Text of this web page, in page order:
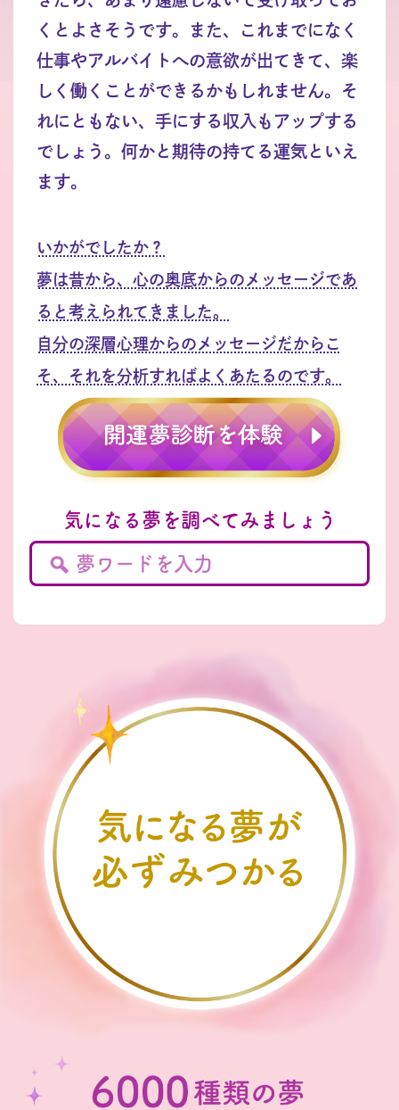
くとよさそうです。また、これまでになく
仕事やアルバイトへの意欲が出てきて、楽
しく働くことができるかもしれません。そ
れにともない、手にする収入もアップする
でしょう。何かと期待の持てる運気といえ
ます。
いかがでしたか？
夢は昔から、心の奥底からのメッセージであ
ると考えられてきました。
自分の深層心理からのメッセージだからこ
そ、それを分析すればよくあたるのです。
気になる夢を調べてみましょう